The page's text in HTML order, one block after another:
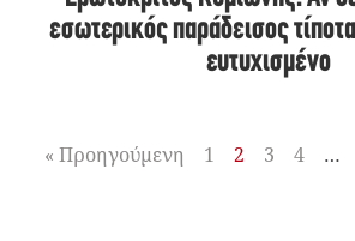
εσωτερικός παράδεισος
ευτυχισμένο
« Προηγούμενη 1 2 3 4 …